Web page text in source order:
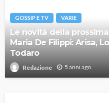
GOSSIP E TV VARIE
Le novità della
Maria De Filippi: Arisa,
Todaro
Redazione 5 anni ago